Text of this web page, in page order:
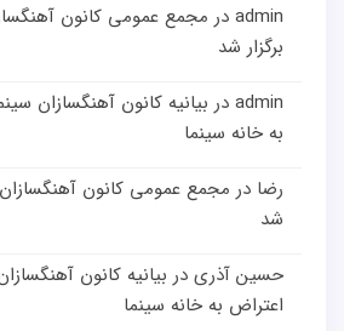
admin در مجمع عمومی کانون
برگزار شد
admin در بیانیه کانون آهنگسازان
به خانه سینما
رضا در مجمع عمومی کانون آهنگسازان
شد
حسین آذری در بیانیه کانون
اعتراض به خانه سینما